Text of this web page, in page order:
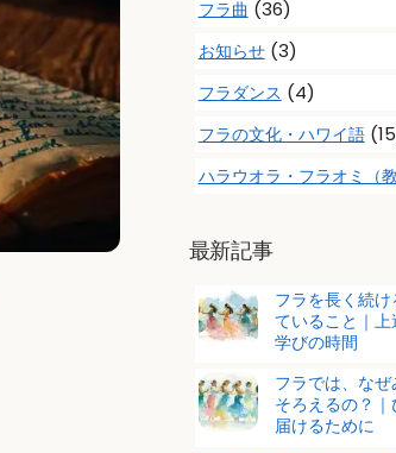
フラ曲 (36)
お知らせ(3)
フラダンス (4)
フラの文化・ハワイ語
ハラウオラ・フラオミ（教
最新記事
フラを長く続
ていること｜
学びの時間
フラでは、な
そろえるの？
届けるために